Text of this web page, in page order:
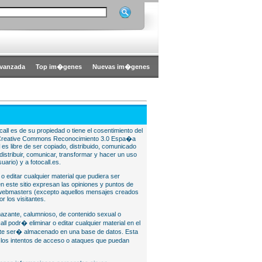
Top im�genes Nuevas im�genes
es de su propiedad o tiene el cosentimiento del
Commons Reconocimiento 3.0 Espa�a
libre de ser copiado, distribuido, comunicado
comunicar, transformar y hacer un uso
y a fotocall.es.
editar cualquier material que pudiera ser
este sitio expresan las opiniones y puntos de
(excepto aquellos mensajes creados
los visitantes.
calumnioso, de contenido sexual o
podr� eliminar o editar cualquier material en el
ser� almacenado en una base de datos. Esta
intentos de acceso o ataques que puedan